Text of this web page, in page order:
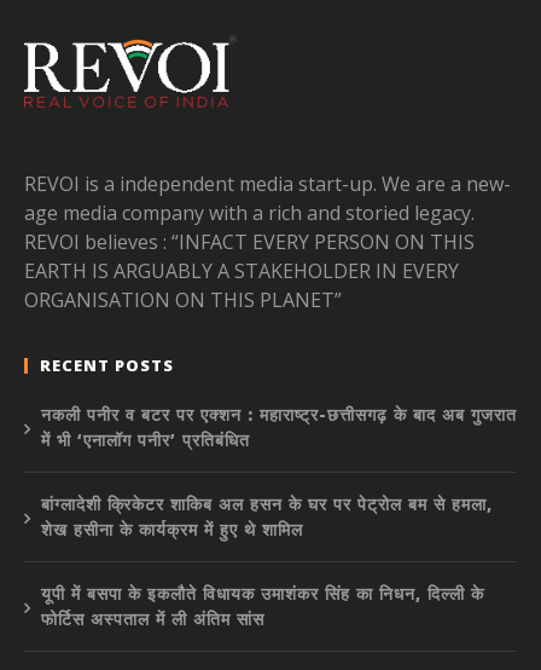
REVOI is a independent media start-up. We are a new-
age media company with a rich and storied legacy.
REVOI believes : “INFACT EVERY PERSON ON THIS
EARTH IS ARGUABLY A STAKEHOLDER IN EVERY
ORGANISATION ON THIS PLANET”
RECENT POSTS
नकली पनीर व बटर पर एक्शन : महाराष्ट्र-छत्तीसगढ़ के बाद अब गुजरात
में भी ‘एनालॉग पनीर’ प्रतिबंधित
बांग्लादेशी क्रिकेटर शाकिब अल हसन के घर पर पेट्रोल बम से हमला,
शेख हसीना के कार्यक्रम में हुए थे शामिल
यूपी में बसपा के इकलौते विधायक उमाशंकर सिंह का निधन, दिल्ली के
फोर्टिस अस्पताल में ली अंतिम सांस